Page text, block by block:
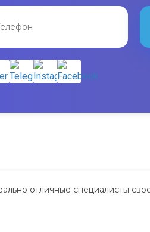
отличные специалисты